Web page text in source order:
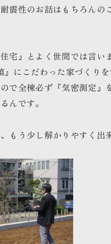
震性のお話はもちろんの
宅』とよく世間では言い
』にこだわった家づくり
で全棟必ず『気密測定』
んです。
もう少し解かりやすく出